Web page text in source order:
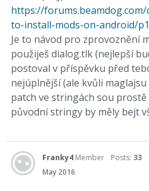
https://
to-install-mods-on-android/p1
Je to návod pro zprovoznění
použiješ dialog.tlk (nejlepší
postoval v příspěvku před
nejúplnější (ale kvůli
patch ve stringách sou prostě
původní stringy by měly bejt
Franky4 Member Posts: 33
May 2016